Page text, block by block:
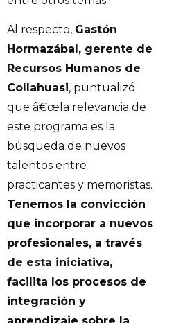
Al respecto, Gastón
Hormazábal, gerente de
Recursos Humanos de
Collahuasi, puntualizó
que â€œla relevancia de
este programa es la
búsqueda de nuevos
talentos entre
practicantes y memoristas.
Tenemos la convicción
que incorporar a nuevos
profesionales, a través
de esta iniciativa,
facilita los procesos de
integración y